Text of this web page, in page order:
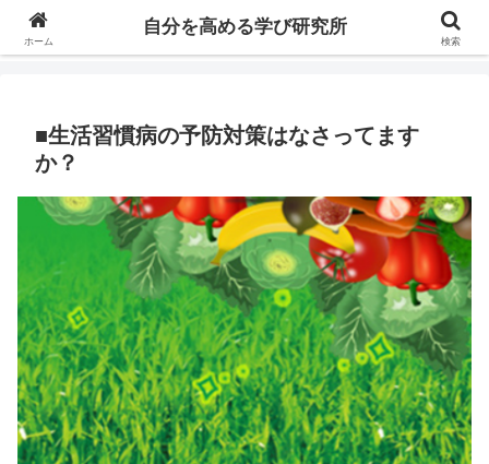
自分の価値を高めるための学びについて研究し、セミナーや情報（ブログ、動
■生活習慣病の予防対策はなさってます
か？
ホーム
自分を高める学び研究所
検索